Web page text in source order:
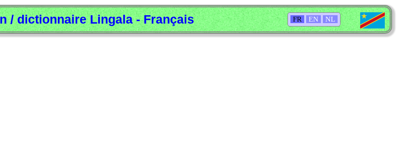
FR EN NL
/ dictionnaire Lingala - Français